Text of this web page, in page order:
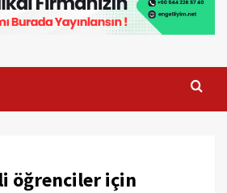
öğrenciler için